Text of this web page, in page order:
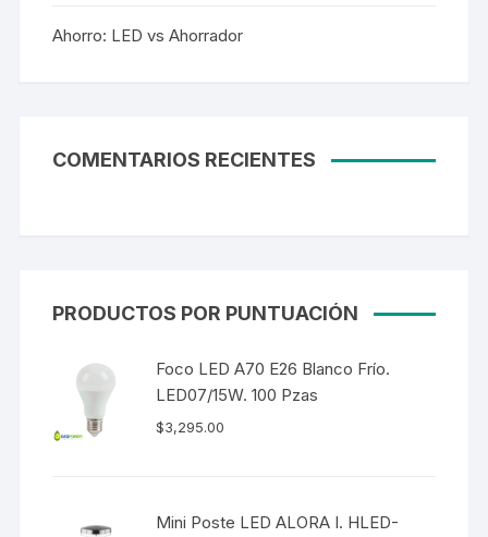
Ahorro: LED vs Ahorrador
COMENTARIOS RECIENTES
PRODUCTOS POR PUNTUACIÓN
Foco LED A70 E26 Blanco Frío.
LED07/15W. 100 Pzas
$3,295.00
Mini Poste LED ALORA I. HLED-